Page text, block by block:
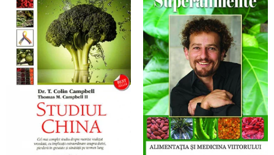
Viaţa de după moarte
Cristale
Supă de pui pentru suflet
Yoga
Spiritualitate şi ştiinţă
Fără categorie
Cunoaștere